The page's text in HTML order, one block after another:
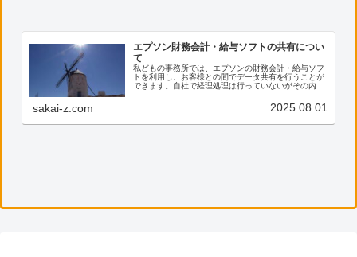
エプソン財務会計・給与ソフトの共有につい
て
私どもの事務所では、エプソンの財務会計・給与ソフ
トを利用し、お客様との間でデータ共有を行うことが
できます。自社で経理処理は行っていないがその内容
望がございましたら、ぜひ私共までご連絡ください。
sakai-z.com 2025.08.01